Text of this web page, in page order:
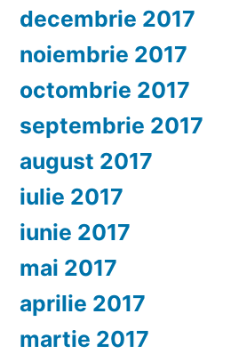
decembrie 2017
noiembrie 2017
octombrie 2017
septembrie 2017
august 2017
iulie 2017
iunie 2017
mai 2017
aprilie 2017
martie 2017